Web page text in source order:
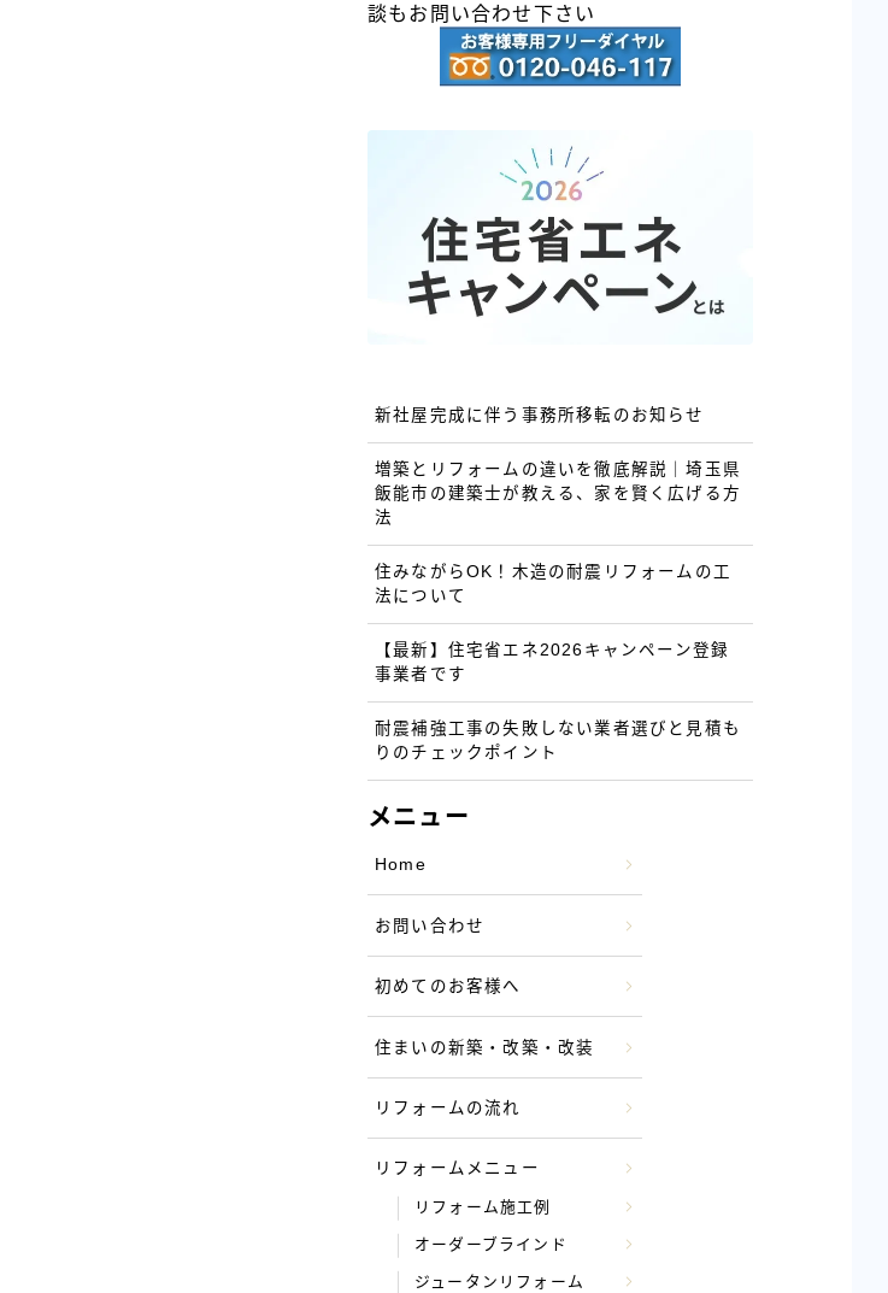
談もお問い合わせ下さい
新社屋完成に伴う事務所移転のお知らせ
増築とリフォームの違いを徹底解説｜埼玉県
飯能市の建築士が教える、家を賢く広げる方
法
住みながらOK！木造の耐震リフォームの工
法について
【最新】住宅省エネ2026キャンペーン登録
事業者です
耐震補強工事の失敗しない業者選びと見積も
りのチェックポイント
メニュー
Home
お問い合わせ
初めてのお客様へ
住まいの新築・改築・改装
リフォームの流れ
リフォームメニュー
リフォーム施工例
オーダーブラインド
ジュータンリフォーム